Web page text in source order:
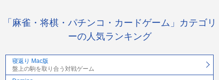
「麻雀・将棋・パチンコ・カードゲーム」カテゴリ
ーの人気ランキング
寝返り Mac版
盤上の駒を取り合う対戦ゲーム